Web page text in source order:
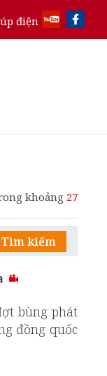
điện
khoảng 27
Tìm kiếm
bùng phát
đồng quốc